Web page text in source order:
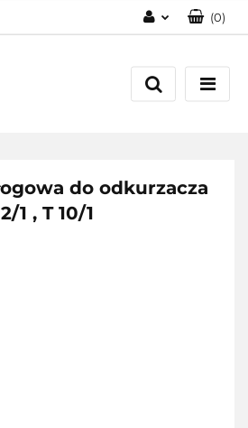
Zarejestruj się
(0)
do odkurzacza
1 , T 10/1